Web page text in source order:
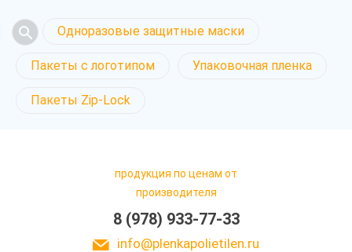
Одноразовые защитные маски
Пакеты с логотипом Упаковочная пленка
Пакеты Zip-Lock
продукция по ценам от
производителя
8 (978) 933-77-33
info@plenkapolietilen.ru